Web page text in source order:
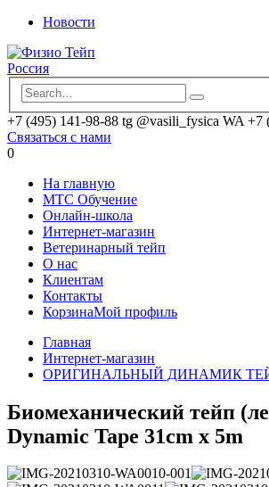
Новости
+7 (495) 141-98-88 tg @vasili_fysica WA +7
Связаться с нами
0
На главную
MTC Обучение
Онлайн-школа
Интернет-магазин
Ветеринарный тейп
О нас
Клиентам
Контакты
КорзинаМой профиль
Главная
Интернет-магазин
ОРИГИНАЛЬНЫЙ ДИНАМИК
Биомеханический тейп
Dynamic Tape 31cm x 5m